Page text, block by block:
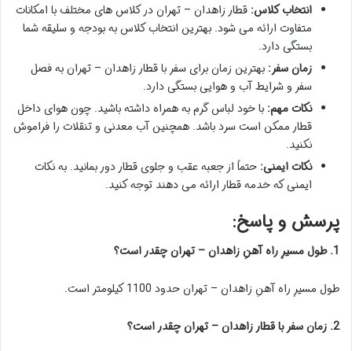
انتخاب کلاس: قطار زاهدان – تهران در کلاس های مختلف با امکانات
متفاوت ارائه می شود. بهترین انتخاب کلاس به بودجه و سلیقه شما
بستگی دارد.
زمان سفر: بهترین زمان برای سفر با قطار زاهدان – تهران به فصل
سفر و شرایط آب و هوایی بستگی دارد.
نکات مهم: با خود لباس گرم به همراه داشته باشید. چون هوای داخل
قطار ممکن است سرد باشد. همچنین آب معدنی و تنقلات را فراموش
نکنید.
نکات ایمنی: حتماً از جعبه عقب و جلوی قطار دور بمانید. به نکات
ایمنی که خدمه قطار ارائه می دهند توجه کنید.
پرسش و پاسخ:
1. طول مسیرِ راه آهنِ زاهدان – تهران چقدر است؟
طول مسیرِ راه آهنِ زاهدان – تهران حدود 1100 کیلومتر است.
2. زمان سفر با قطار زاهدان – تهران چقدر است؟